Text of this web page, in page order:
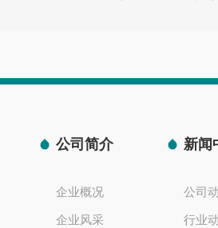
公司简介
企业概况
企业风采
新闻
公司
行业